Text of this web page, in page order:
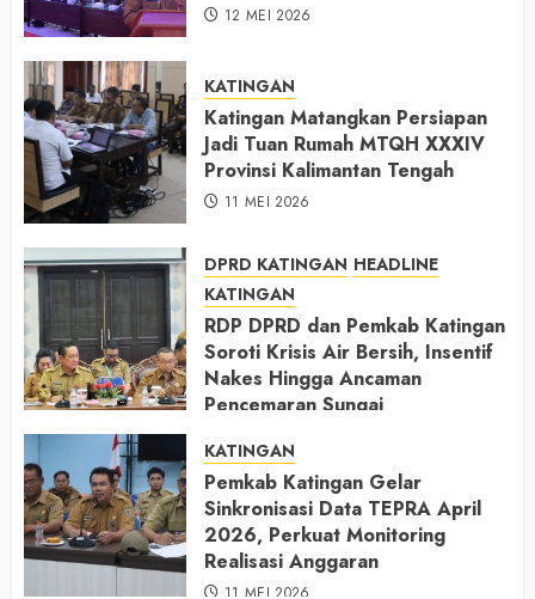
12 MEI 2026
KATINGAN
Katingan Matangkan Persiapan
Jadi Tuan Rumah MTQH XXXIV
Provinsi Kalimantan Tengah
11 MEI 2026
DPRD KATINGAN HEADLINE
KATINGAN
RDP DPRD dan Pemkab Katingan
Soroti Krisis Air Bersih, Insentif
Nakes Hingga Ancaman
Pencemaran Sungai
KATINGAN
Pemkab Katingan Gelar
Sinkronisasi Data TEPRA April
2026, Perkuat Monitoring
Realisasi Anggaran
11 MEI 2026